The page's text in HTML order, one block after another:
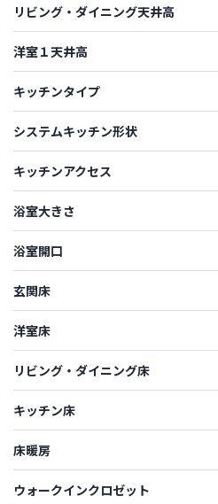
リビング・ダイニング天井高
洋室１天井高
キッチンタイプ
システムキッチン形状
キッチンアクセス
浴室大きさ
浴室開口
玄関床
洋室床
リビング・ダイニング床
キッチン床
床暖房
ウォークインクロゼット